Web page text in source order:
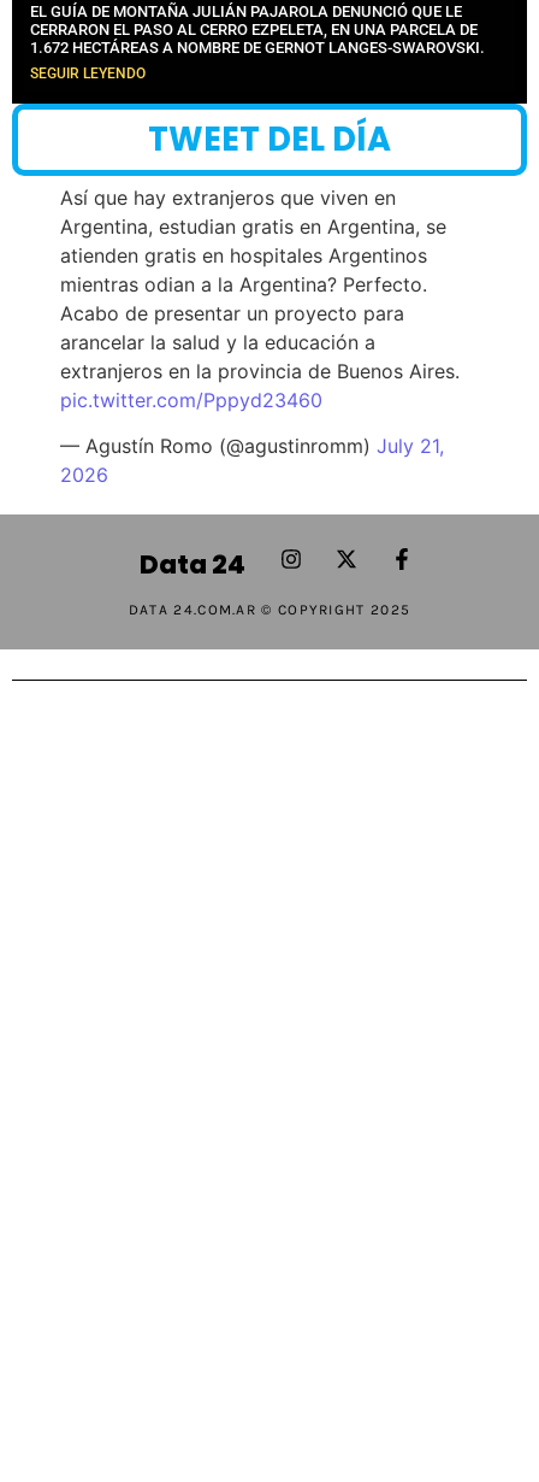
EL GUÍA DE MONTAÑA JULIÁN PAJAROLA DENUNCIÓ QUE LE
CERRARON EL PASO AL CERRO EZPELETA, EN UNA PARCELA DE
1.672 HECTÁREAS A NOMBRE DE GERNOT LANGES-SWAROVSKI.
SEGUIR LEYENDO
TWEET DEL DÍA
Así que hay extranjeros que viven en
Argentina, estudian gratis en Argentina, se
atienden gratis en hospitales Argentinos
mientras odian a la Argentina? Perfecto.
Acabo de presentar un proyecto para
arancelar la salud y la educación a
extranjeros en la provincia de Buenos Aires.
pic.twitter.com/Pppyd23460
— Agustín Romo (@agustinromm) July 21,
2026
Data 24
DATA 24.COM.AR © COPYRIGHT 2025